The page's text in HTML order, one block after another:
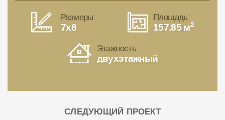
Размеры:
7x8
Площадь:
157.85 м2
Этажность:
двухэтажный
СЛЕДУЮЩИЙ ПРОЕКТ